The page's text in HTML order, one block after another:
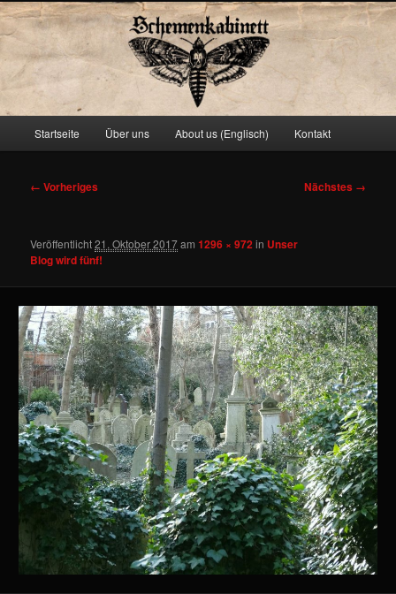
Schemenkabinett
Zum
springen
Startseite Über uns About us (Englisch) Kontakt
Bilder-
← Vorheriges Nächstes →
Veröffentlicht21. Oktober 2017am1296 × 972 in Unser
Blog wird fünf!